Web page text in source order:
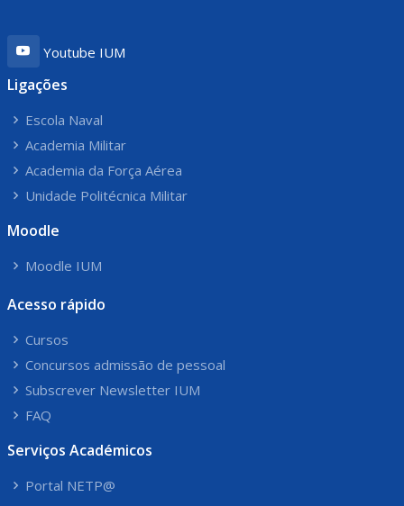
Youtube IUM
Ligações
Escola Naval
Academia Militar
Academia da Força Aérea
Unidade Politécnica Militar
Moodle
Moodle IUM
Acesso rápido
Cursos
Concursos admissão de pessoal
Subscrever Newsletter IUM
FAQ
Serviços Académicos
Portal NETP@